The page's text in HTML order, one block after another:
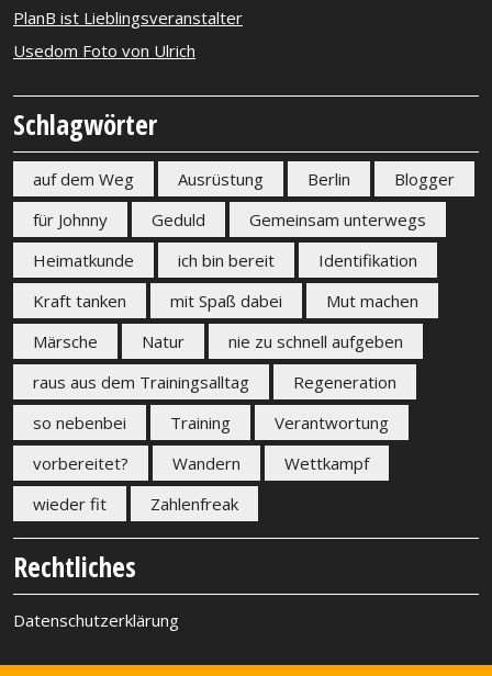
PlanB ist Lieblingsveranstalter
Usedom Foto von Ulrich
Schlagwörter
auf dem Weg Ausrüstung Berlin
Blogger
für Johnny
Geduld
Gemeinsam unterwegs
Heimatkunde
ich bin bereit
Identifikation
Kraft tanken
mit Spaß dabei
Mut machen
Märsche
Natur
nie zu schnell aufgeben
raus aus dem Trainingsalltag
Regeneration
so nebenbei
Training
Verantwortung
vorbereitet?
Wandern
Wettkampf
wieder fit
Zahlenfreak
Rechtliches
Datenschutzerklärung